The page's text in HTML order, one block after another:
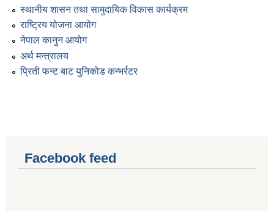
स्थानीय शासन तथा सामुदायिक विकास कार्यक्रम
राष्ट्रिय योजना आयोग
नेपाल कानुन आयोग
अर्थ मन्त्रालय
प्रिती फन्ट बाट युनिकोड कन्भर्रटर
Facebook feed